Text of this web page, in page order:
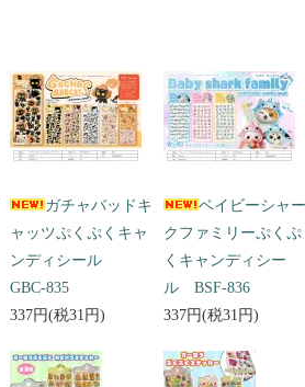
ガチャバッドキ
ャッツぷくぷくキャ
ンディシール
GBC-835
337円(税31円)
ベイビーシャー
クファミリーぷくぷ
くキャンディシー
ル BSF-836
337円(税31円)